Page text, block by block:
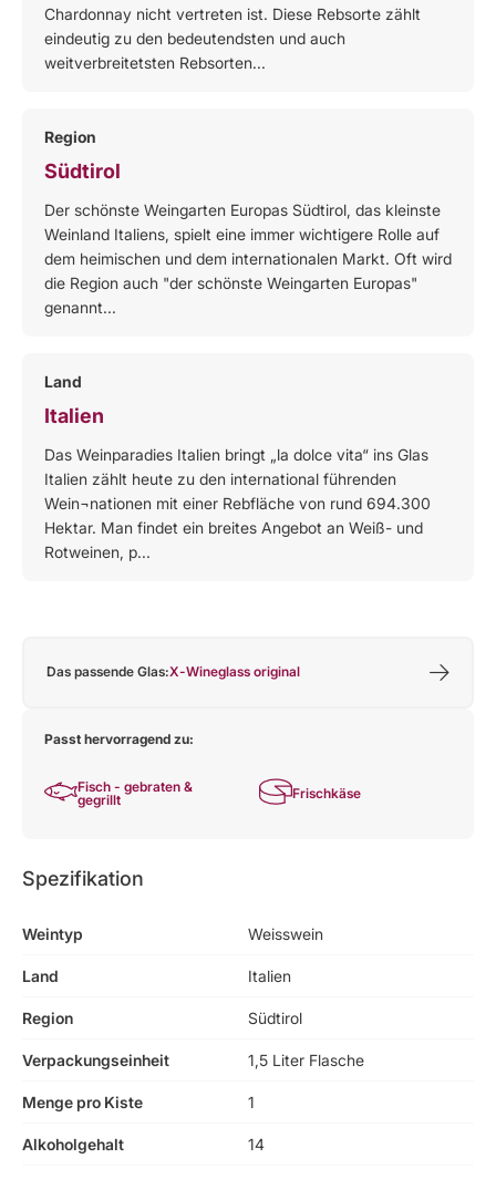
Chardonnay nicht vertreten ist. Diese Rebsorte zählt
eindeutig zu den bedeutendsten und auch
weitverbreitetsten Rebsorten...
Region
Südtirol
Der schönste Weingarten Europas Südtirol, das kleinste
Weinland Italiens, spielt eine immer wichtigere Rolle auf
dem heimischen und dem internationalen Markt. Oft wird
die Region auch "der schönste Weingarten Europas"
genannt...
Land
Italien
Das Weinparadies Italien bringt „la dolce vita“ ins Glas
Italien zählt heute zu den international führenden
Wein¬nationen mit einer Rebfläche von rund 694.300
Hektar. Man findet ein breites Angebot an Weiß- und
Rotweinen, p...
Das passende Glas:X-Wineglass original
Passt hervorragend zu:
Fisch - gebraten &
gegrillt
Frischkäse
Spezifikation
Weintyp Weisswein
Land Italien
Region Südtirol
Verpackungseinheit 1,5 Liter Flasche
Menge pro Kiste 1
Alkoholgehalt 14